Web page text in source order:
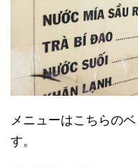
メニューはこちらの
す。